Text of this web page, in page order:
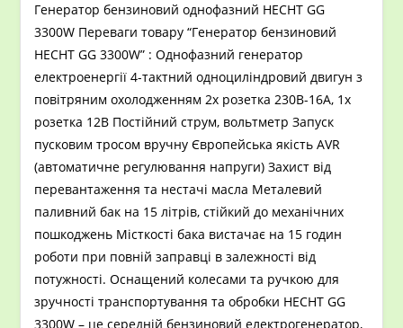
Генератор бензиновий однофазний HECHT GG
3300W Переваги товару “Генератор бензиновий
HECHT GG 3300W” : Однофазний генератор
електроенергії 4-тактний одноциліндровий двигун з
повітряним охолодженням 2x розетка 230В-16А, 1x
розетка 12В Постійний струм, вольтметр Запуск
пусковим тросом вручну Європейська якість AVR
(автоматичне регулювання напруги) Захист від
перевантаження та нестачі масла Металевий
паливний бак на 15 літрів, стійкий до механічних
пошкоджень Місткості бака вистачає на 15 годин
роботи при повній заправці в залежності від
потужності. Оснащений колесами та ручкою для
зручності транспортування та обробки HECHT GG
3300W – це середній бензиновий електрогенератор,